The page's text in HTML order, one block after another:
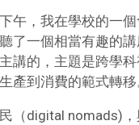
午，我在學校的一
了一個相當有趣的
講的，主題是跨學
產到消費的範式轉移
（digital nomads)